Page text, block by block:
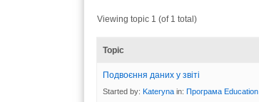
Viewing topic 1 (of 1 total)
Topic
Подвоєння даних у звіті
Started by: Kateryna in: Програма Eduсation